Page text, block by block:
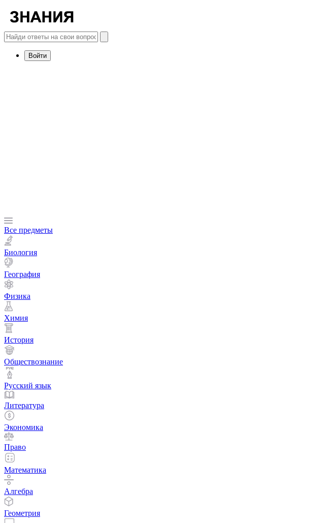
Войти
Все предметы
Биология
География
Физика
Химия
История
Обществознание
Русский язык
Литература
Экономика
Право
Математика
Алгебра
Геометрия